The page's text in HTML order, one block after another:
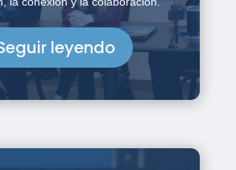
leyendo